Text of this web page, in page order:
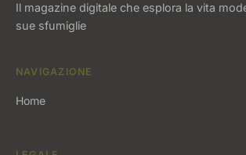
Il magazine digitale che esplora la vita
sue sfumiglie
NAVIGAZIONE
Home